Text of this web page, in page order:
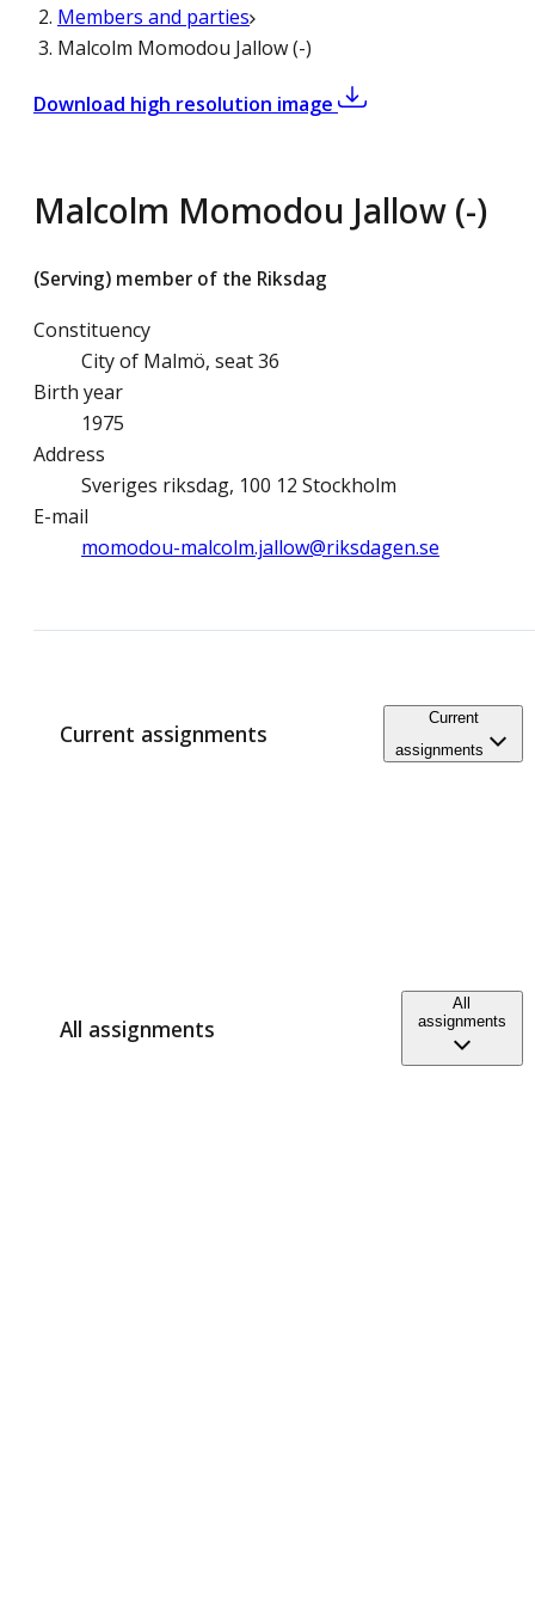
Members and parties
Malcolm Momodou Jallow (-)
Download high resolution image ,Malcolm Momodou
Malcolm Momodou Jallow (-)
(Serving) member of the Riksdag
Constituency
City of Malmö, seat 36
Birth year
1975
Address
Sveriges riksdag, 100 12 Stockholm
E-mail
momodou-malcolm.jallow@­riksdagen.se
Current assignments
Current
assignments
All assignments
All
assignments